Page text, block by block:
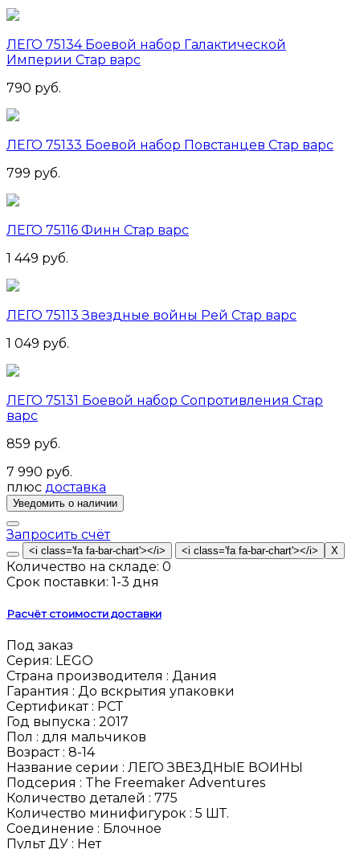
ЛЕГО 75134 Боевой набор Галактической
Империи Стар варс
790 руб.
ЛЕГО 75133 Боевой набор Повстанцев Стар варс
799 руб.
ЛЕГО 75116 Финн Стар варс
1 449 руб.
ЛЕГО 75113 Звездные войны Рей Стар варс
1 049 руб.
ЛЕГО 75131 Боевой набор Сопротивления Стар
варс
859 руб.
7 990 руб.
плюс доставка
Запросить счёт
Количество на складе: 0
Срок поставки: 1-3 дня
Расчёт стоимости доставки
Под заказ
Серия: LEGO
Страна производителя : Дания
Гарантия : До вскрытия упаковки
Сертификат : РСТ
Год выпуска : 2017
Пол : для мальчиков
Возраст : 8-14
Название серии : ЛЕГО ЗВЕЗДНЫЕ ВОИНЫ
Подсерия : The Freemaker Adventures
Количество деталей : 775
Количество минифигурок : 5 ШТ.
Соединение : Блочное
Пульт ДУ : Нет